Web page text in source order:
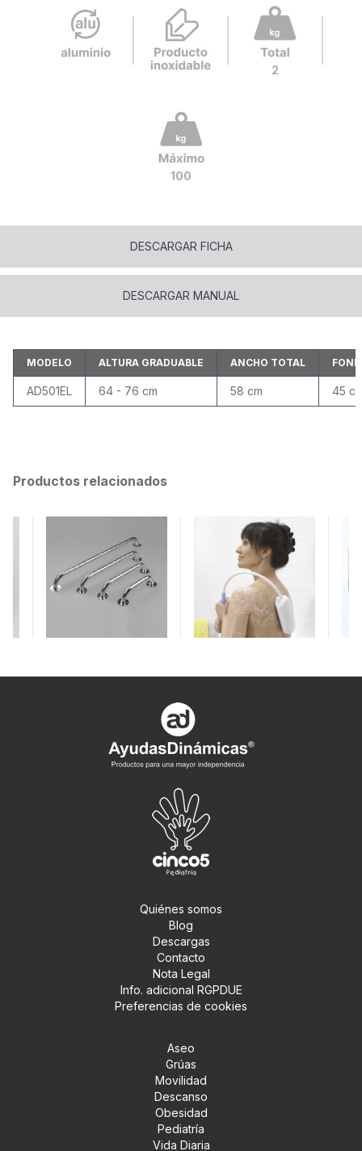
2
100
DESCARGAR FICHA
DESCARGAR MANUAL
MODELO ALTURA GRADUABLE ANCHO TOTAL
AD501EL 64 - 76 cm 58 cm 45
Productos relacionados
Quiénes somos
Blog
Descargas
Contacto
Nota Legal
Info. adicional RGPDUE
Preferencias de cookies
Aseo
Grúas
Movilidad
Descanso
Obesidad
Pediatría
Vida Diaria